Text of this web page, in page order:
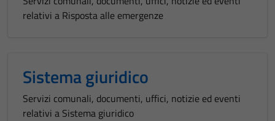
relativi a Risposta alle emergenze
Sistema giuridico
Servizi comunali, documenti, uffici, notizie ed eventi
relativi a Sistema giuridico